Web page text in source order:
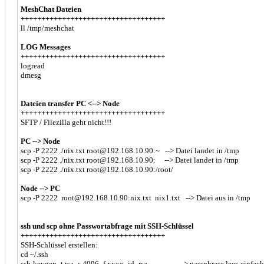
MeshChat Dateien
+++++++++++++++++++++++++++++++++++
ll /tmp/meshchat
LOG Messages
+++++++++++++++++++++++++++++++++++
logread
dmesg
Dateien transfer PC <--> Node
+++++++++++++++++++++++++++++++++++
SFTP / Filezilla geht nicht!!!
PC --> Node
scp -P 2222 ./nix.txt root@192.168.10.90:~ --> Datei landet in /tmp
scp -P 2222 ./nix.txt root@192.168.10.90: --> Datei landet in /tmp
scp -P 2222 ./nix.txt root@192.168.10.90:/root/
Node --> PC
scp -P 2222 root@192.168.10.90:nix.txt nix1.txt --> Datei aus in /tmp
ssh und scp ohne Passwortabfrage mit SSH-Schlüssel
+++++++++++++++++++++++++++++++++++
SSH-Schlüssel erstellen:
cd ~/.ssh